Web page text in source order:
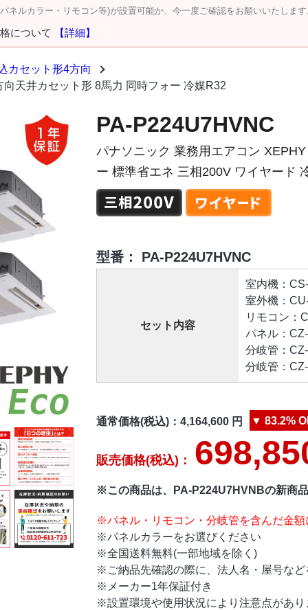
ネルカラー・リモコン等)が設置可能か、今一度ご確認をお願いいたしま
について 【詳細】
カセット形4方向
天井カセット形 8馬力 同時フォー 冷媒R32
PA-P224U7HVNC
パナソニック 業務用エアコン
ー 標準省エネ 三相200V ワイヤード
型番： PA-P224U7HVNC
セット内容
室内機：
室外機：
リモコン：
パネル：
分岐管：
分岐管：
通常価格(税込)： 4,164,600円 ▼ 83.2%
販売価格(税込)：
※この商品は、PA-P224U7HVNBの新商
※パネル・リモコン・分岐管を含んだ金額
※パネルカラーをお選びください
※全国送料無料(一部地域を除く)
※ご納品先確認の際に、法人名・屋号な
※メーカー1年保証付き
※設置環境や使用状況により注意点があ